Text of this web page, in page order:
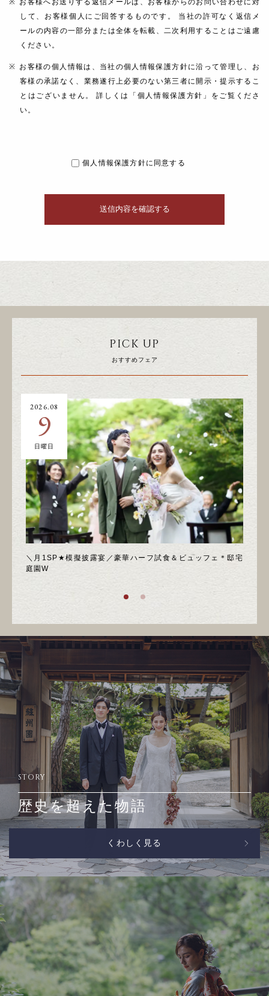
して、お客様個人にご回答するものです。 当社の許可なく返信メ
ールの内容の一部分または全体を転載、二次利用することはご遠慮
ください。
お客様の個人情報は、当社の個人情報保護方針に沿って管理し、お
客様の承諾なく、業務遂行上必要のない第三者に開示・提示するこ
とはございません。 詳しくは「個人情報保護方針」をご覧くださ
い。
個人情報保護方針に同意する
PICK UP
おすすめフェア
＼月1SP★模擬披露宴／豪華ハーフ試食＆ビュッフェ＊邸宅
庭園W
2026.08
9
日曜日
STORY
歴史を超えた物語
くわしく見る